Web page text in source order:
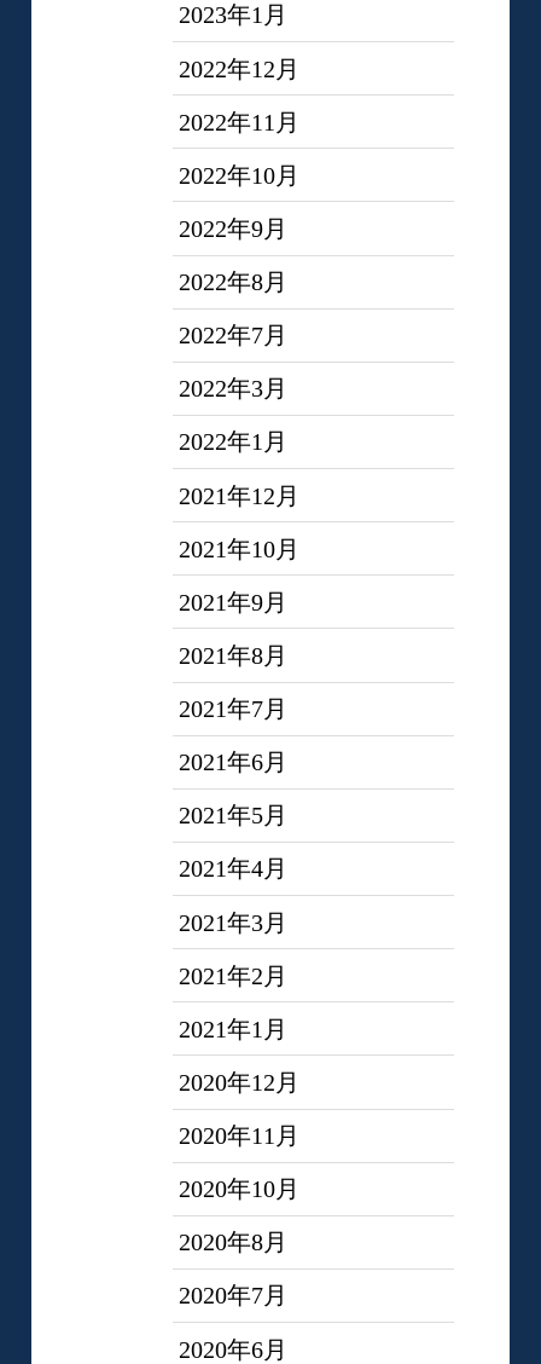
2023年1月
2022年12月
2022年11月
2022年10月
2022年9月
2022年8月
2022年7月
2022年3月
2022年1月
2021年12月
2021年10月
2021年9月
2021年8月
2021年7月
2021年6月
2021年5月
2021年4月
2021年3月
2021年2月
2021年1月
2020年12月
2020年11月
2020年10月
2020年8月
2020年7月
2020年6月